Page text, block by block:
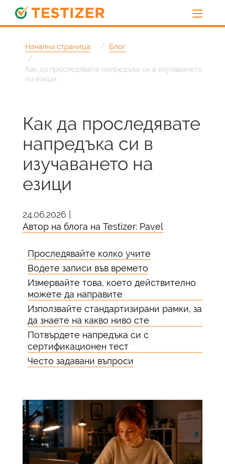
Начална страница Блог
Как да проследявате напредъка си в изучаването
на езици
Как да проследявате
напредъка си в
изучаването на
езици
24.06.2026 |
Автор на блога на Testizer: Pavel
Проследявайте колко учите
Водете записи във времето
Измервайте това, което действително
можете да направите
Използвайте стандартизирани рамки, за
да знаете на какво ниво сте
Потвърдете напредъка си с
сертификационен тест
Често задавани въпроси